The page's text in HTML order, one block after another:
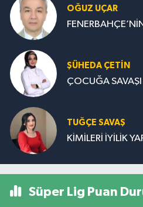
OĞUZ UÇAR
ŞÜHEDA ÇETİN
ÇOCUĞA
TUĞÇE SAVAŞ
KİMİLERİ İYİLİK
Süper Lig Puan